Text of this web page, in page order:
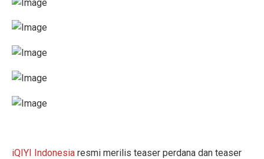
iQIYI Indonesia resmi merilis teaser perdana dan teaser